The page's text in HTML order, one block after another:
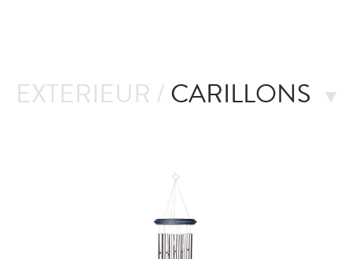
EXTERIEUR / CARILLONS